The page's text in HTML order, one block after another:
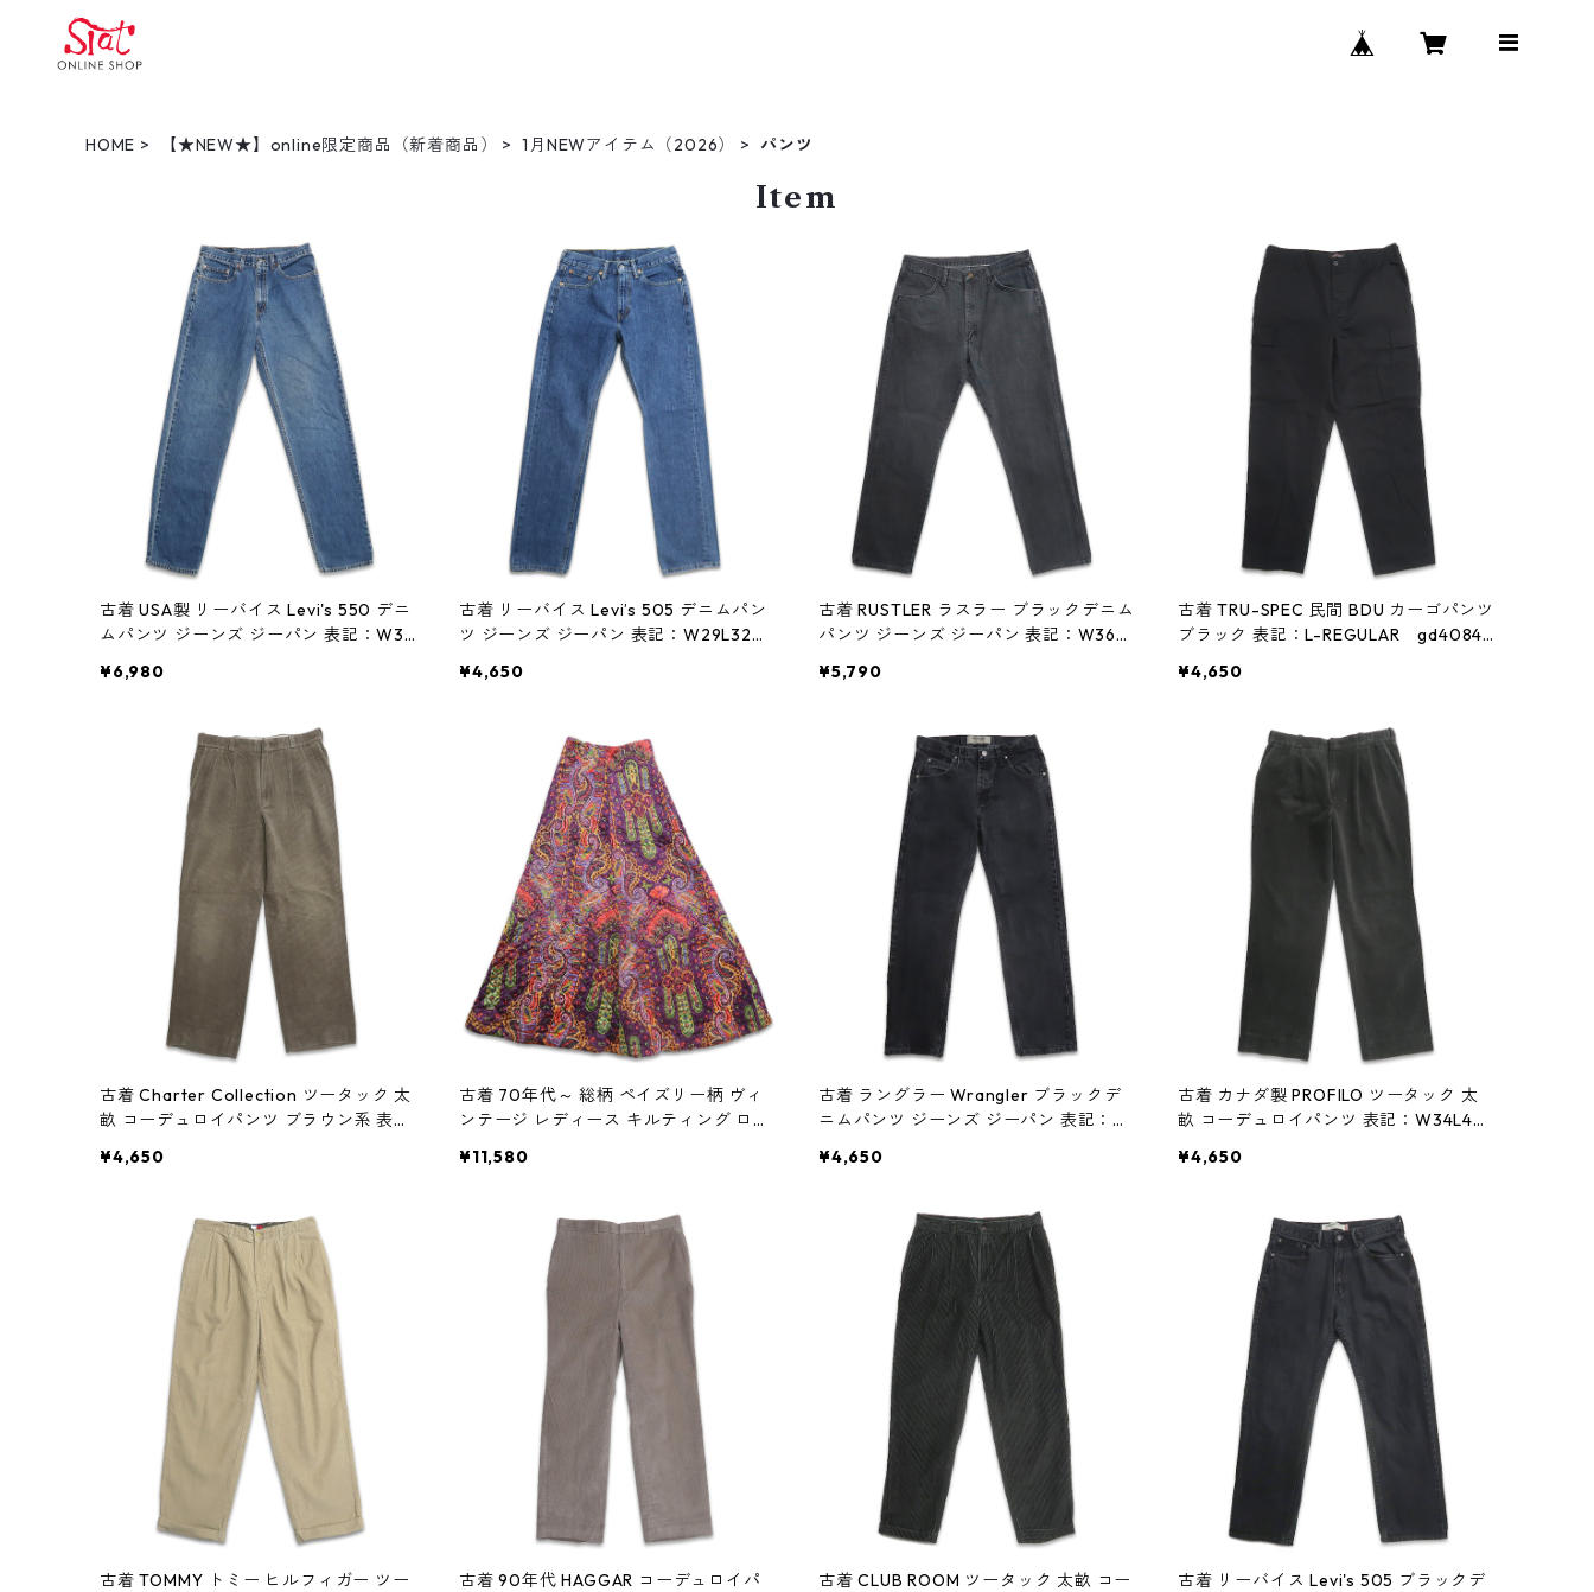
HOME 【★NEW★】online限定商品（新着商品） 1月NEWアイテム（2026） パンツ
Item
古着 USA製 リーバイス Levi's 550 デニ
ムパンツ ジーンズ ジーパン 表記：W33
¥6,980
古着 リーバイス Levi’s 505 デニムパン
ツ ジーンズ ジーパン 表記：W29L32
¥4,650
古着 RUSTLER ラスラー ブラックデニム
パンツ ジーンズ ジーパン 表記：W36L
¥5,790
古着 TRU-SPEC 民間 BDU カーゴパンツ
ブラック 表記：L-REGULAR gd40843
¥4,650
古着 Charter Collection ツータック 太
畝 コーデュロイパンツ ブラウン系 表
¥4,650
古着 70年代～ 総柄 ペイズリー柄 ヴィ
ンテージ レディース キルティング ロン
119
¥11,580
古着 ラングラー Wrangler ブラックデ
ニムパンツ ジーンズ ジーパン 表記：W
¥4,650
古着 カナダ製 PROFILO ツータック 太
畝 コーデュロイパンツ 表記：W34L4
¥4,650
古着 TOMMY トミー ヒルフィガー ツー
古着 90年代 HAGGAR コーデュロイパ
古着 CLUB ROOM ツータック 太畝 コー
古着 リーバイス Levi's 505 ブラックデ